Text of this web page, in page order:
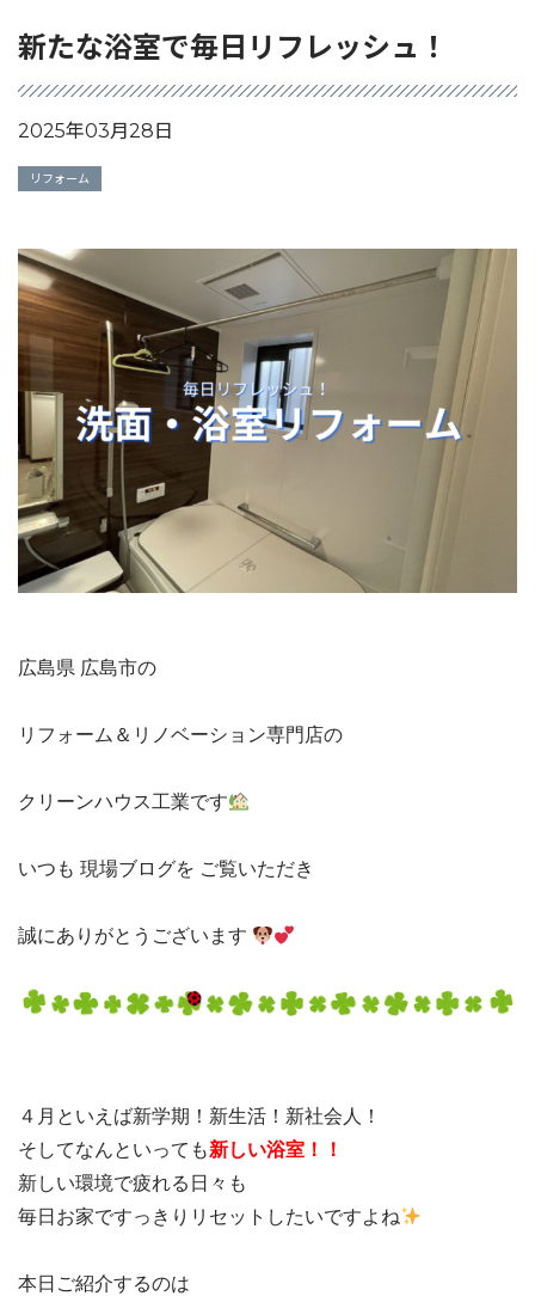
新たな浴室で毎日リフレッシュ！
2025年03月28日
リフォーム
広島県 広島市の
リフォーム＆リノベーション専門店の
クリーンハウス工業です
いつも 現場ブログを ご覧いただき
誠にありがとうございます
４月といえば新学期！新生活！新社会人！
そしてなんといっても
新しい環境で疲れる日々も
毎日お家ですっきりリセットしたいですよね
本日ご紹介するのは